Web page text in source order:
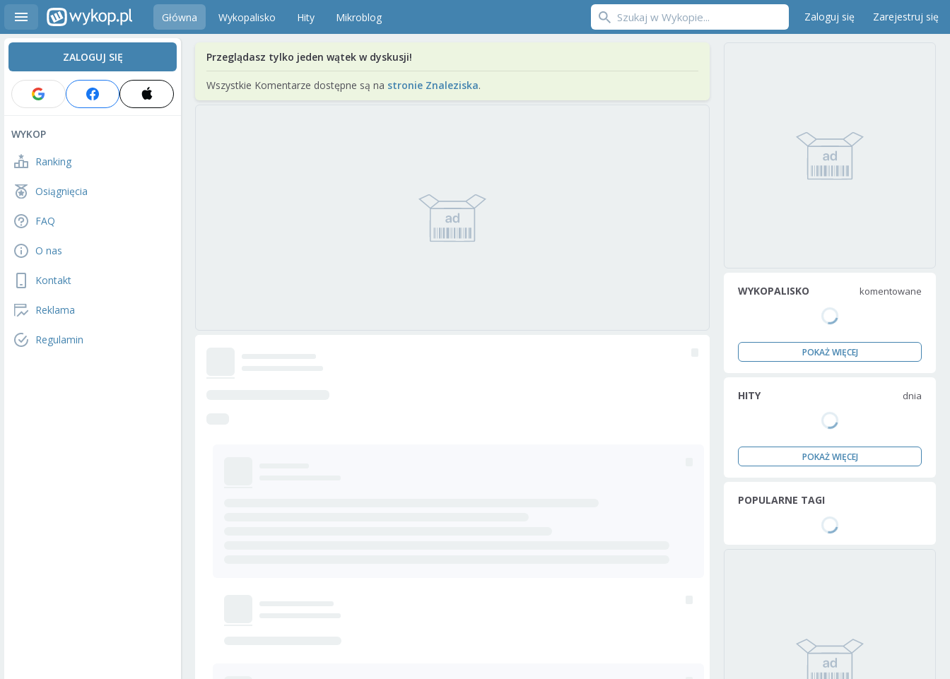
Główna Wykopalisko Hity Mikroblog Zaloguj się Zarejestruj się
ZALOGUJ SIĘ
WYKOP
Ranking
Osiągnięcia
FAQ
O nas
Kontakt
Reklama
Regulamin
Przeglądasz tylko jeden wątek w dyskusji!
Wszystkie Komentarze dostępne są na stronie Znaleziska.
WYKOPALISKO komentowane
POKAŻ WIĘCEJ
HITY dnia
POKAŻ WIĘCEJ
POPULARNE TAGI